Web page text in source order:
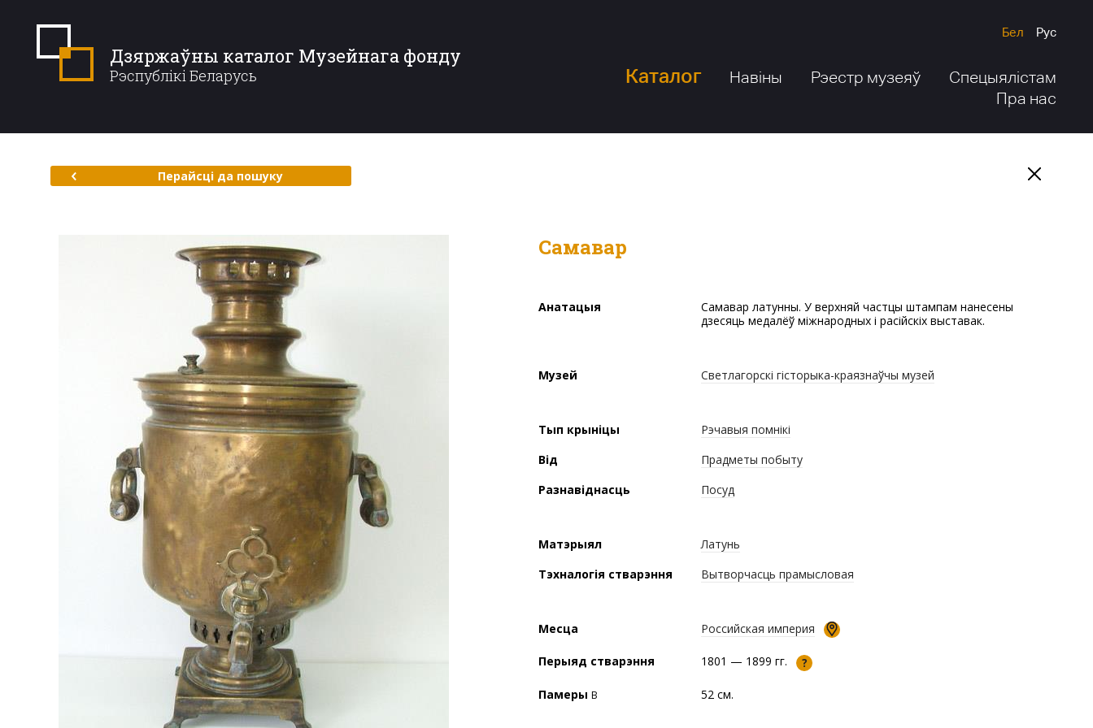
Дзяржаўны каталог Музейнага фонду
Рэспублікі Беларусь
Бел Рус
Каталог Навіны Рэестр музеяў
Спецыялістам
Пра нас
Перайсці да пошуку
Самавар
Анатацыя
Самавар латунны. У верхняй частцы штампам нанесены
дзесяць медалёў міжнародных і расійскіх выставак.
Музей Светлагорскі гісторыка-краязнаўчы музей
Тып крыніцы
Рэчавыя помнікі
Від
Прадметы побыту
Разнавіднасць
Посуд
Матэрыял
Латунь
Тэхналогія стварэння
Вытворчасць прамысловая
Месца Российская империя
Перыяд стварэння 1801 — 1899 гг. ?
Памеры В 52 см.